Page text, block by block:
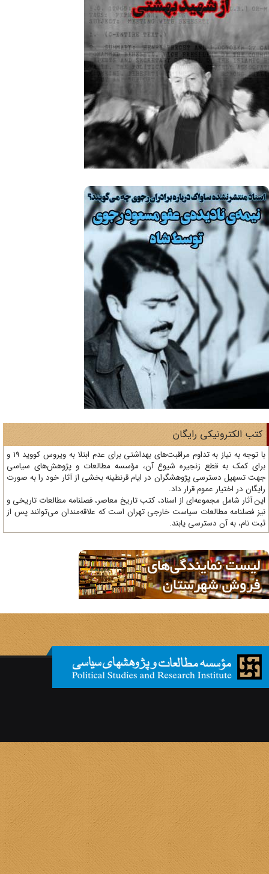
الکترونیکی رایگان
با توجه به نیاز به تداوم مراقبت‌های بهداشتی برای عدم ابتلا به ویروس کووید 19 و
کمک به قطع زنجیره شیوع آن، مؤسسه مطالعات و پژوهش‌های سیاسی
تسهیل دسترسی پژوهشگران در ایام قرنطینه بخشی از آثار خود را به صورت
در اختیار عموم قرار داد.
آثار شامل مجموعه‌ای از اسناد، کتب تاریخ معاصر، فصلنامه‌ مطالعات تاریخی و
فصلنامه مطالعات سیاست خارجی تهران است که علاقه‌مندان می‌توانند پس از
نام، به آن دسترسی یابند.